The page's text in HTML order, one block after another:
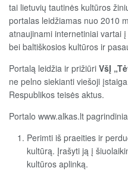
tai lietuvių tautinės kultūros
portalas leidžiamas nuo 2010
atnaujinami internetiniai vartai
bei baltiškosios kultūros ir
Portalą leidžia ir prižiūri VšĮ
ne pelno siekianti viešoji
Respublikos teisės aktus.
Portalo www.alkas.lt
Perimti iš praeities ir
kultūrą. Įrašyti ją į
kultūros aplinką.